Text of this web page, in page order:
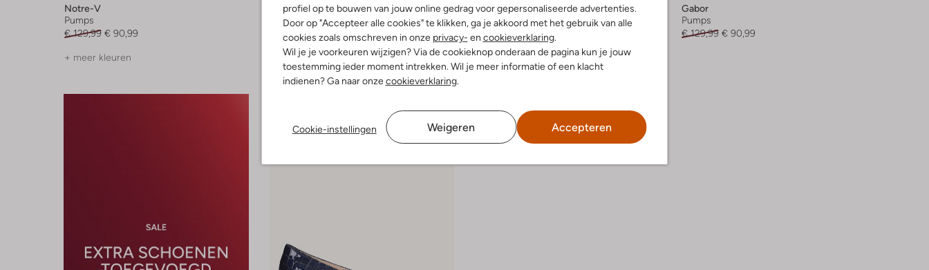
profiel op te bouwen van jouw online gedrag voor gepersonaliseerde advertenties.
Door op "Accepteer alle cookies" te klikken, ga je akkoord met het gebruik van alle
cookies zoals omschreven in onze privacy- en cookieverklaring.
Wil je je voorkeuren wijzigen? Via de cookieknop onderaan de pagina kun je jouw
toestemming ieder moment intrekken. Wil je meer informatie of een klacht
indienen? Ga naar onzecookieverklaring.
Cookie-instellingen Weigeren Accepteren
Notre-V
Pumps
€ 129,99 € 90,99
+ meer kleuren
Gabor
Pumps
€ 129,99
+ meer kleuren
Gabor
Pumps
€ 129,99 € 90,99
+ meer kleuren
Gabor
Pumps
€ 129,99 € 90,99